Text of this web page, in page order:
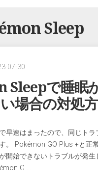
Sleep
07-30
Sleepで睡眠
場合の対処
早速はまったので、同じトラ
。 Pokémon GO Plus +と正
開始できないトラブルが発生
G …